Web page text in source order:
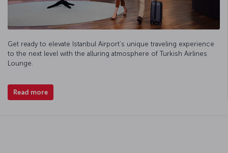
Get ready to elevate Istanbul Airport’s unique traveling experience
to the next level with the alluring atmosphere of Turkish Airlines
Lounge.
Read more